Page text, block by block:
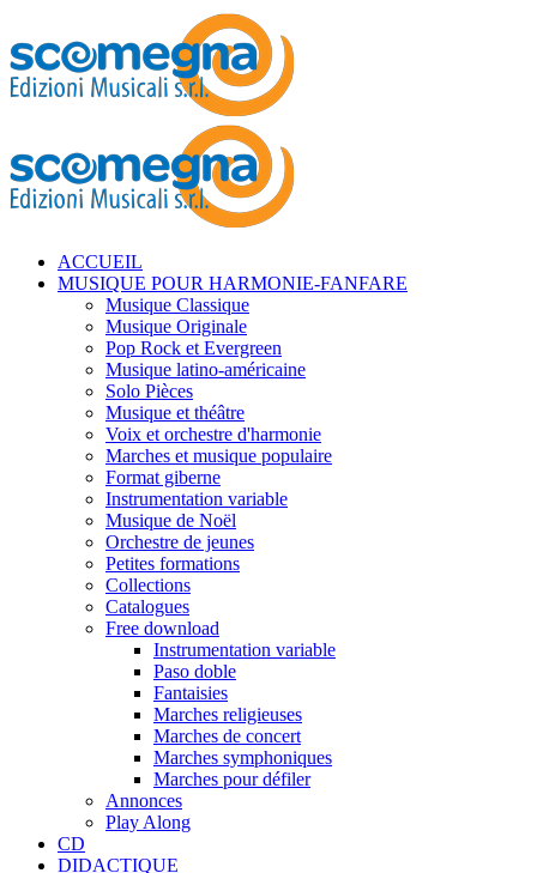
ACCUEIL
MUSIQUE POUR HARMONIE-FANFARE
Musique Classique
Musique Originale
Pop Rock et Evergreen
Musique latino-américaine
Solo Pièces
Musique et théâtre
Voix et orchestre d'harmonie
Marches et musique populaire
Format giberne
Instrumentation variable
Musique de Noël
Orchestre de jeunes
Petites formations
Collections
Catalogues
Free download
Instrumentation variable
Paso doble
Fantaisies
Marches religieuses
Marches de concert
Marches symphoniques
Marches pour défiler
Annonces
Play Along
CD
DIDACTIQUE